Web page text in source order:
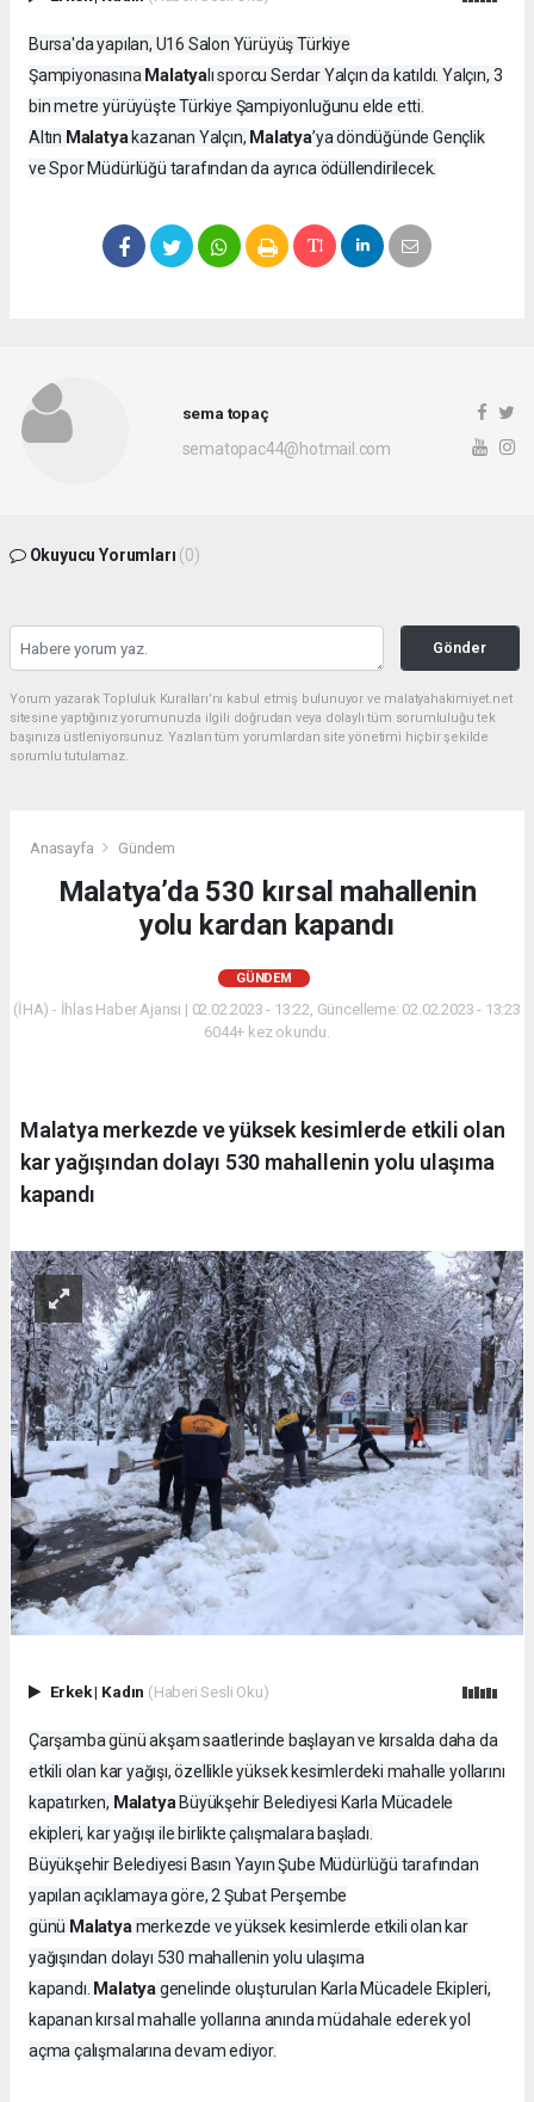
Bursa'da yapılan, U16 Salon Yürüyüş Türkiye
Şampiyonasına Malatyalı sporcu Serdar Yalçın da katıldı. Yalçın, 3
bin metre yürüyüşte Türkiye Şampiyonluğunu elde etti.
Altın Malatyakazanan Yalçın, Malatya’ya döndüğünde Gençlik
ve Spor Müdürlüğü tarafından da ayrıca ödüllendirilecek.
sema topaç
sematopac44@hotmail.com
Okuyucu Yorumları (0)
Gönder
Yorum yazarak Topluluk Kuralları’nı kabul etmiş bulunuyor ve malatyahakimiyet.net
sitesine yaptığınız yorumunuzla ilgili doğrudan veya dolaylı tüm sorumluluğu tek
başınıza üstleniyorsunuz. Yazılan tüm yorumlardan site yönetimi hiçbir şekilde
sorumlu tutulamaz.
Anasayfa Gündem
Malatya’da 530 kırsal mahallenin
yolu kardan kapandı
GÜNDEM
(İHA) - İhlas Haber Ajansı | 02.02.2023 - 13:22, Güncelleme: 02.02.2023 - 13:23
6044+ kez okundu.
Malatya merkezde ve yüksek kesimlerde etkili olan
kar yağışından dolayı 530 mahallenin yolu ulaşıma
kapandı
Erkek| Kadın (Haberi Sesli Oku)
Çarşamba günü akşam saatlerinde başlayan ve kırsalda daha da
etkili olan kar yağışı, özellikle yüksek kesimlerdeki mahalle yollarını
kapatırken, Malatya Büyükşehir Belediyesi Karla Mücadele
ekipleri, kar yağışı ile birlikte çalışmalara başladı.
Büyükşehir Belediyesi Basın Yayın Şube Müdürlüğü tarafından
yapılan açıklamaya göre, 2 Şubat Perşembe
günü Malatyamerkezde ve yüksek kesimlerde etkili olan kar
yağışından dolayı 530 mahallenin yolu ulaşıma
kapandı. Malatyagenelinde oluşturulan Karla Mücadele Ekipleri,
kapanan kırsal mahalle yollarına anında müdahale ederek yol
açma çalışmalarına devam ediyor.